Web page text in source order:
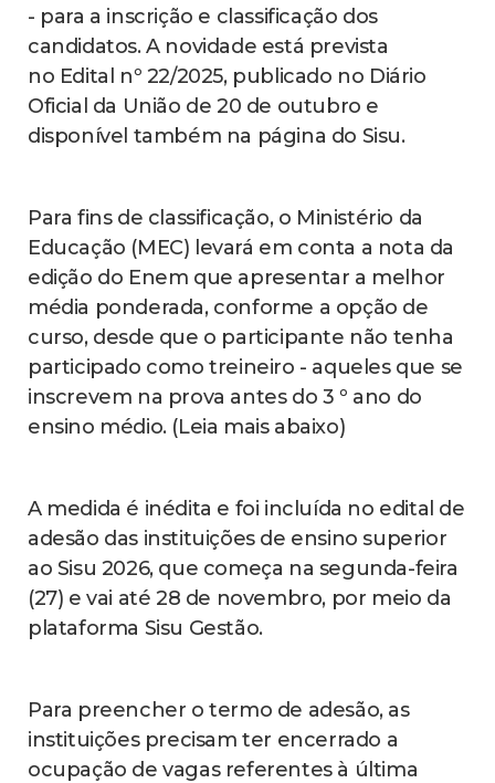
- para a inscrição e classificação dos
candidatos. A novidade está prevista
no Edital nº 22/2025, publicado no Diário
Oficial da União de 20 de outubro e
disponível também na página do Sisu.
Para fins de classificação, o Ministério da
Educação (MEC) levará em conta a nota da
edição do Enem que apresentar a melhor
média ponderada, conforme a opção de
curso, desde que o participante não tenha
participado como treineiro - aqueles que se
inscrevem na prova antes do 3 º ano do
ensino médio. (Leia mais abaixo)
A medida é inédita e foi incluída no edital de
adesão das instituições de ensino superior
ao Sisu 2026, que começa na segunda-feira
(27) e vai até 28 de novembro, por meio da
plataforma Sisu Gestão.
Para preencher o termo de adesão, as
instituições precisam ter encerrado a
ocupação de vagas referentes à última